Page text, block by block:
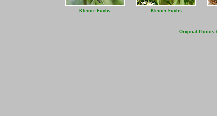
Kleiner Fuchs Kleiner Fuchs
Original-Photos